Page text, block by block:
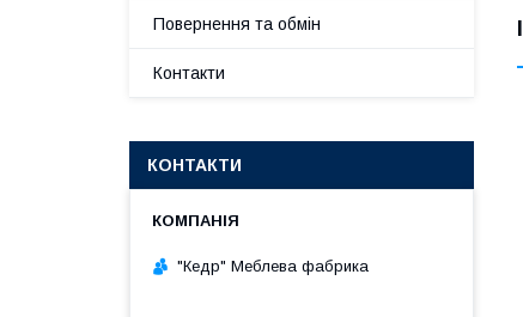
Повернення та обмін
Контакти
КОНТАКТИ
"Кедр" Меблева фабрика